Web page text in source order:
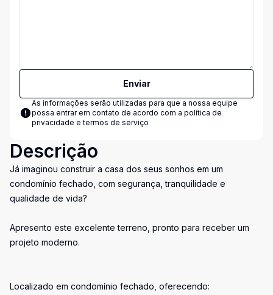
Enviar
As informações serão utilizadas para que a nossa equipe
possa entrar em contato de acordo com a política de
privacidade e termos de serviço
Descrição
Já imaginou construir a casa dos seus sonhos em um
condomínio fechado, com segurança, tranquilidade e
qualidade de vida?
Apresento este excelente terreno, pronto para receber um
projeto moderno.
Localizado em condomínio fechado, oferecendo: